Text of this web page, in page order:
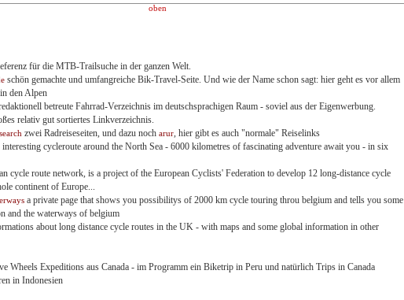
oben
für die MTB-Trailsuche in der ganzen Welt.
schön gemachte und umfangreiche Bik-Travel-Seite. Und wie der Name schon sagt: hier geht es vor allem
den Alpen
betreute Fahrrad-Verzeichnis im deutschsprachigen Raum - soviel aus der Eigenwerbung.
relativ gut sortiertes Linkverzeichnis.
zwei Radreiseseiten, und dazu noch arur , hier gibt es auch "normale" Reiselinks
interesting cycleroute around the North Sea - 6000 kilometres of fascinating adventure await you - in six
cycle route network, is a project of the European Cyclists' Federation to develop 12 long-distance cycle
continent of Europe...
a private page that shows you possibilitys of 2000 km cycle touring throu belgium and tells you some
and the waterways of belgium
about long distance cycle routes in the UK - with maps and some global information in other
Wheels Expeditions aus Canada - im Programm ein Biketrip in Peru und natürlich Trips in Canada
in Indonesien